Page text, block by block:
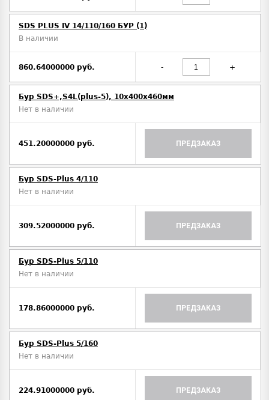
SDS PLUS IV 14/110/160 БУР (1)
В наличии
860.64000000 руб. - +
Бур SDS+,S4L(plus-5), 10х400x460мм
Нет в наличии
451.20000000 руб. ПРЕДЗАКАЗ
Бур SDS-Plus 4/110
Нет в наличии
309.52000000 руб. ПРЕДЗАКАЗ
Бур SDS-Plus 5/110
Нет в наличии
178.86000000 руб. ПРЕДЗАКАЗ
Бур SDS-Plus 5/160
Нет в наличии
224.91000000 руб. ПРЕДЗАКАЗ